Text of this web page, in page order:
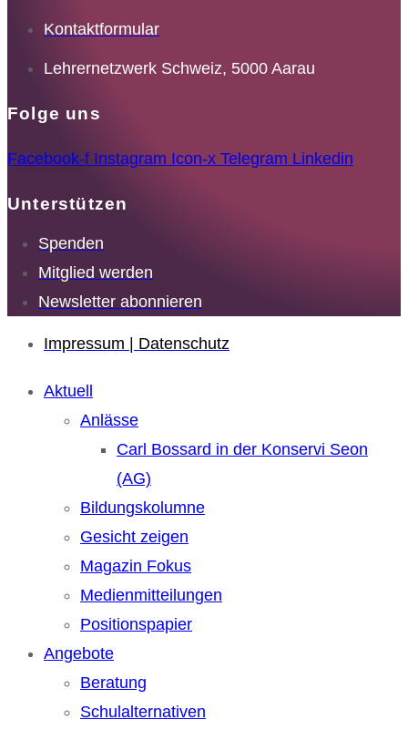
Kontaktformular
Lehrernetzwerk Schweiz, 5000 Aarau
Folge uns
Facebook-f Instagram Icon-x Telegram Linkedin
Unterstützen
Spenden
Mitglied werden
Newsletter abonnieren
Impressum | Datenschutz
Aktuell
Anlässe
Carl Bossard in der Konservi Seon
(AG)
Bildungskolumne
Gesicht zeigen
Magazin Fokus
Medienmitteilungen
Positionspapier
Angebote
Beratung
Schulalternativen